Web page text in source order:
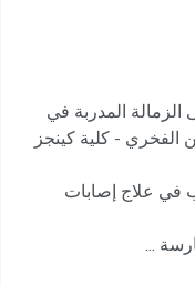
الزمالة المدربة في
الفخري - كلية كينجز
في علاج إصابات
...